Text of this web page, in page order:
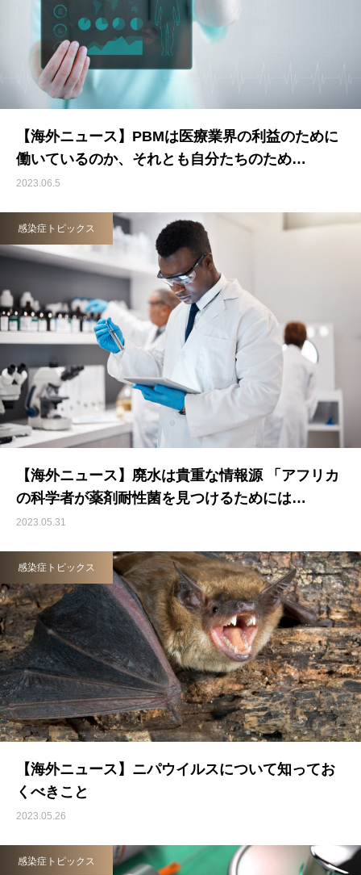
【海外ニュース】PBMは医療業界の利益のために
働いているのか、それとも自分たちのため…
2023.06.5
感染症トピックス
【海外ニュース】廃水は貴重な情報源 「アフリカ
の科学者が薬剤耐性菌を見つけるためには…
2023.05.31
感染症トピックス
【海外ニュース】ニパウイルスについて知ってお
くべきこと
2023.05.26
感染症トピックス